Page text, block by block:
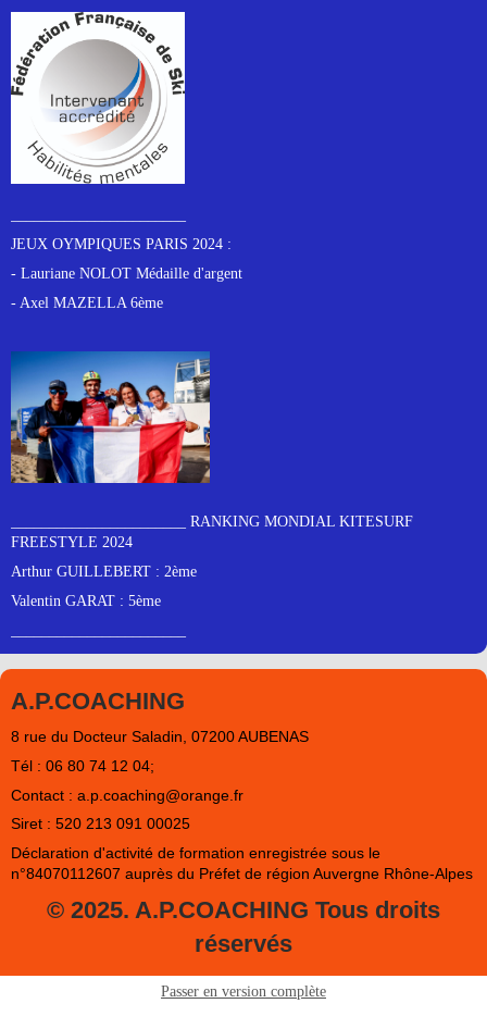
JEUX OYMPIQUES PARIS 2024 :
- Lauriane NOLOT Médaille d'argent
- Axel MAZELLA 6ème
_______________________ RANKING MONDIAL KITESURF
FREESTYLE 2024
Arthur GUILLEBERT : 2ème
Valentin GARAT : 5ème
A.P.COACHING
8 rue du Docteur Saladin, 07200 AUBENAS
Tél : 06 80 74 12 04;
Contact : a.p.coaching@orange.fr
Siret : 520 213 091 00025
Déclaration d'activité de formation enregistrée sous le
n°84070112607 auprès du Préfet de région Auvergne Rhône-Alpes
© 2025. A.P.COACHING Tous droits
réservés
Passer en version complète